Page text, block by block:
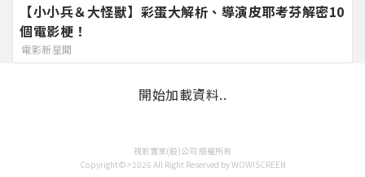
【小小兵＆大怪獸】彩蛋大解析、導演皮耶考芬解密10
個電影梗！
電影新星聞
開始加載資料..
視影實業(股)公司 版權所有
Copyright©>2026 All Right Reserved by WOW!SCREEN